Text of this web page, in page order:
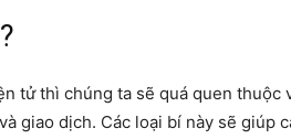
tử thì chúng ta sẽ quá quen thuộc
giao dịch. Các loại bí này sẽ giúp